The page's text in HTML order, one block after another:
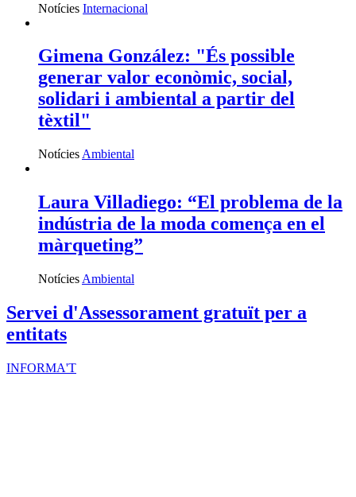
Notícies Internacional
Gimena González: "És possible
generar valor econòmic, social,
solidari i ambiental a partir del
tèxtil"
Notícies Ambiental
Laura Villadiego: “El problema de la
indústria de la moda comença en el
màrqueting”
Notícies Ambiental
Servei d'Assessorament gratuït per a
entitats
INFORMA'T